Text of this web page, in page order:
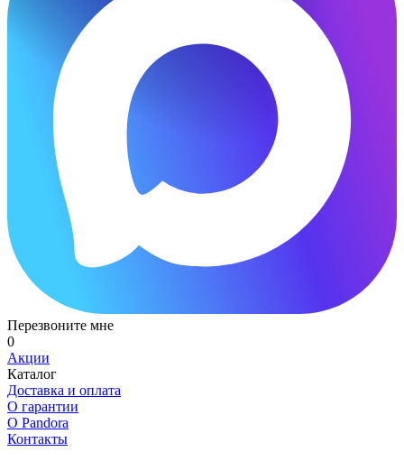
Перезвоните мне
0
Акции
Каталог
Доставка и оплата
О гарантии
О Pandora
Контакты